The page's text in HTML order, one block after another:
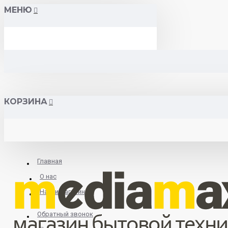
МЕНЮ
КОРЗИНА
Главная
О нас
Найти магазин
Обратный звонок